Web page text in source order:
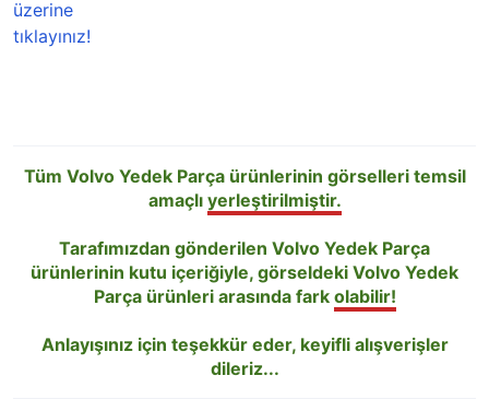
Tüm Volvo Yedek Parça ürünlerinin görselleri temsil
amaçlı yerleştirilmiştir.
Tarafımızdan gönderilen Volvo Yedek Parça
ürünlerinin kutu içeriğiyle, görseldeki Volvo Yedek
Parça ürünleri arasında fark olabilir!
Anlayışınız için teşekkür eder, keyifli alışverişler
dileriz...